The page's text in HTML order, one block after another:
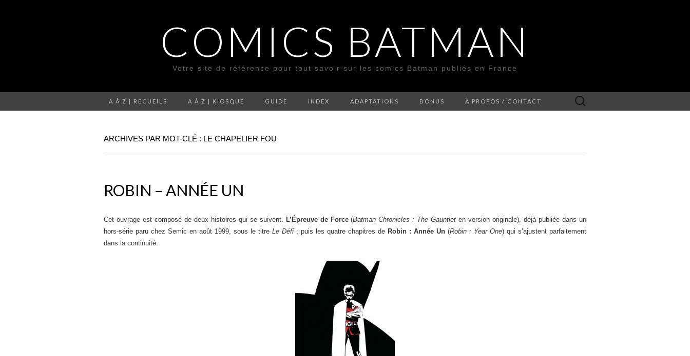
COMICS BATMAN
Votre site de référence pour tout savoir sur les comics Batman publiés en France
A À Z | RECUEILS A À Z | KIOSQUE GUIDE INDEX ADAPTATIONS BONUS À PROPOS / CONTACT Rechercher :
ARCHIVES PAR MOT-CLÉ : LE CHAPELIER FOU
ROBIN – ANNÉE UN
Cet ouvrage est composé de deux histoires qui se suivent. L’Épreuve de Force(Batman Chronicles : The Gauntlet en version originale), déjà publiée dans un
hors-série paru chez Semic en août 1999, sous le titre Le Défi ; puis les quatre chapitres de Robin : Année Un (Robin : Year One) qui s’ajustent parfaitement
dans la continuité.